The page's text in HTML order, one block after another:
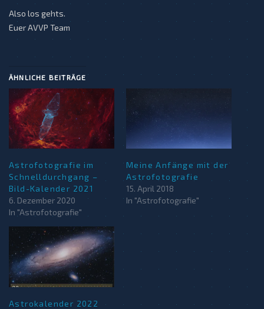
Also los gehts.
Euer AVVP Team
ÄHNLICHE BEITRÄGE
Astrofotografie im
Schnelldurchgang –
Bild-Kalender 2021
6. Dezember 2020
In "Astrofotografie"
Meine Anfänge mit der
Astrofotografie
15. April 2018
In "Astrofotografie"
Astrokalender 2022